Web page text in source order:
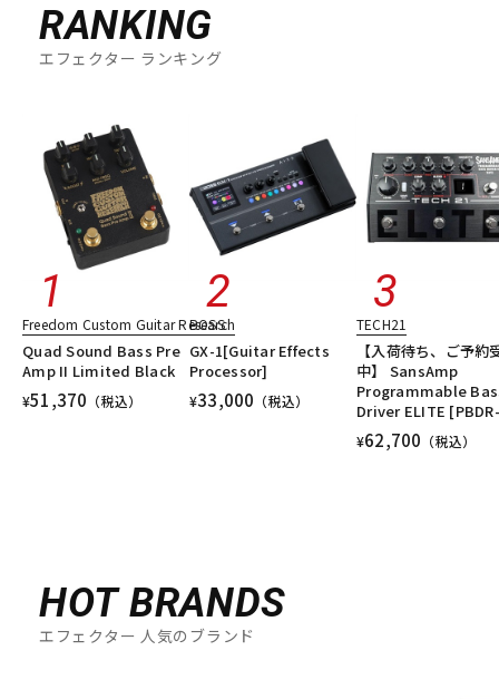
RANKING
エフェクター ランキング
Freedom Custom Guitar Research
Quad Sound Bass Pre
Amp II Limited Black
¥51,370 （税込）
BOSS
GX-1[Guitar Effects
Processor]
¥33,000 （税込）
TECH21
【入荷待ち、ご予約
中】 SansAmp
Programmable
Driver ELITE
¥62,700 （税込）
HOT BRANDS
エフェクター 人気のブランド